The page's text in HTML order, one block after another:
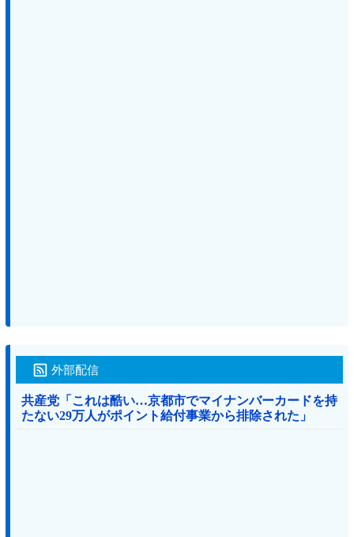
外部配信
共産党「これは酷い…京都市でマイナンバーカードを持
たない29万人がポイント給付事業から排除された」